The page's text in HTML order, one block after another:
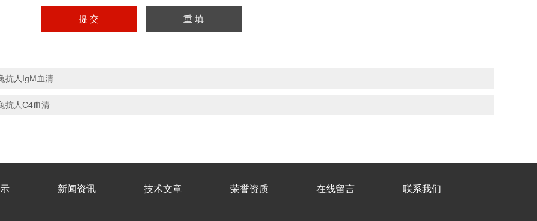
抗人IgM血清
抗人C4血清
新闻资讯 技术文章 荣誉资质 在线留言 联系我们